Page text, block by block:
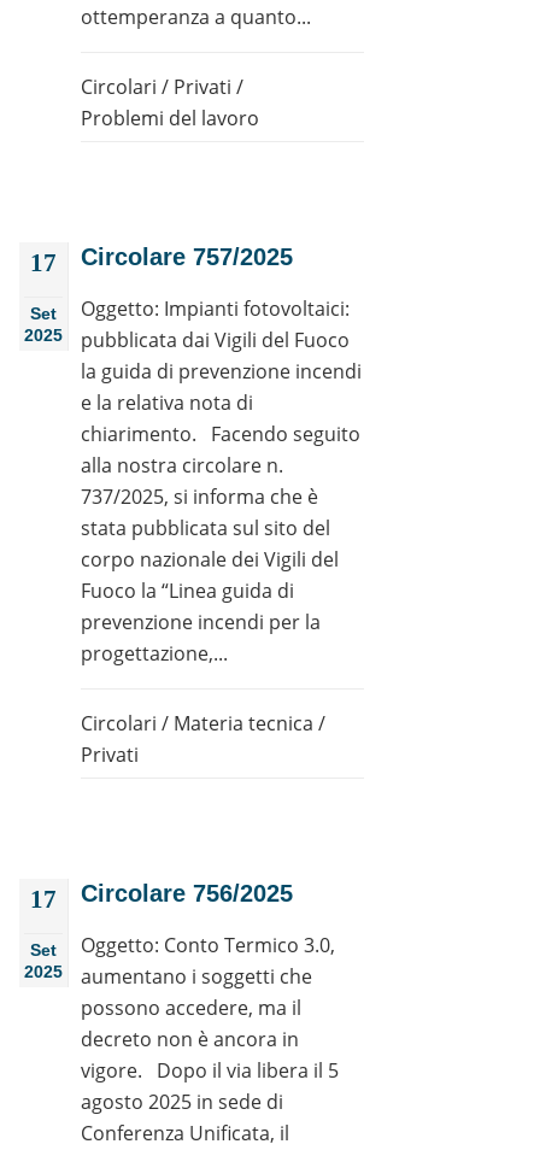
ottemperanza a quanto...
Circolari / Privati /
Problemi del lavoro
17
Set
2025
Circolare 757/2025
Oggetto: Impianti fotovoltaici:
pubblicata dai Vigili del Fuoco
la guida di prevenzione incendi
e la relativa nota di
chiarimento. Facendo seguito
alla nostra circolare n.
737/2025, si informa che è
stata pubblicata sul sito del
corpo nazionale dei Vigili del
Fuoco la “Linea guida di
prevenzione incendi per la
progettazione,...
Circolari / Materia tecnica /
Privati
17
Set
2025
Circolare 756/2025
Oggetto: Conto Termico 3.0,
aumentano i soggetti che
possono accedere, ma il
decreto non è ancora in
vigore. Dopo il via libera il 5
agosto 2025 in sede di
Conferenza Unificata, il